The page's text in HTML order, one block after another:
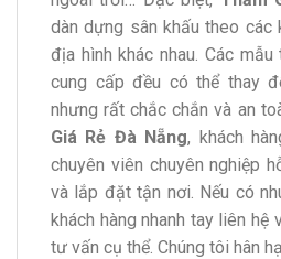
dàn dựng sân khấu theo các
địa hình khác nhau. Các
cung cấp đều có thể thay
nhưng rất chắc chắn và an
Giá Rẻ Đà Nẵng, khách
chuyên viên chuyên nghiệp
và lắp đặt tận nơi. Nếu có
khách hàng nhanh tay liên
tư vấn cụ thể. Chúng tôi hân